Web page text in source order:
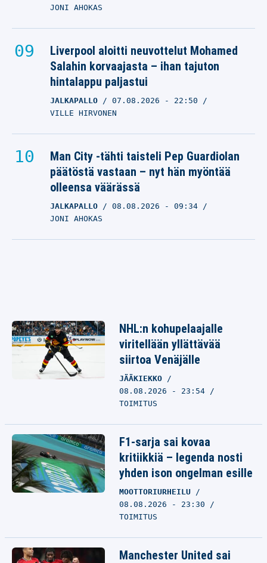
JONI AHOKAS
Liverpool aloitti neuvottelut Mohamed
Salahin korvaajasta – ihan tajuton
hintalappu paljastui
JALKAPALLO 07.08.2026 - 22:50
VILLE HIRVONEN
Man City -tähti taisteli Pep Guardiolan
päätöstä vastaan – nyt hän myöntää
olleensa väärässä
JALKAPALLO 08.08.2026 - 09:34
JONI AHOKAS
NHL:n kohupelaajalle
viritellään yllättävää
siirtoa Venäjälle
JÄÄKIEKKO
08.08.2026 - 23:54
TOIMITUS
F1-sarja sai kovaa
kritiikkiä – legenda nosti
yhden ison ongelman esille
MOOTTORIURHEILU
08.08.2026 - 23:30
TOIMITUS
Manchester United sai